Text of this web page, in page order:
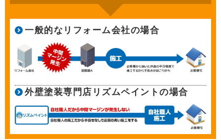
一般的なリフォーム会社の場合
外壁塗装専門店リズムペイントの場合